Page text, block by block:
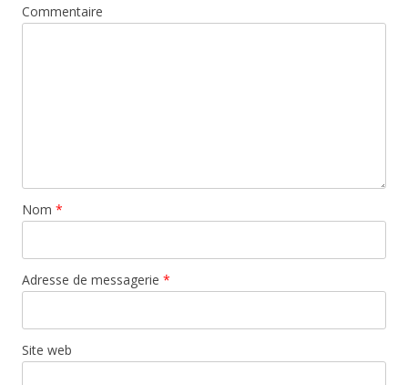
Commentaire
Nom *
Adresse de messagerie *
Site web